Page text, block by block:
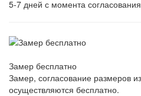
5-7 дней с момента
Замер бесплатно
Замер, согласование размеров
осуществляются бесплатно.